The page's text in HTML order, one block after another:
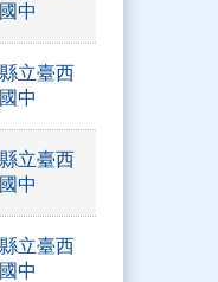
國中
縣立臺西
國中
縣立臺西
國中
縣立臺西
國中